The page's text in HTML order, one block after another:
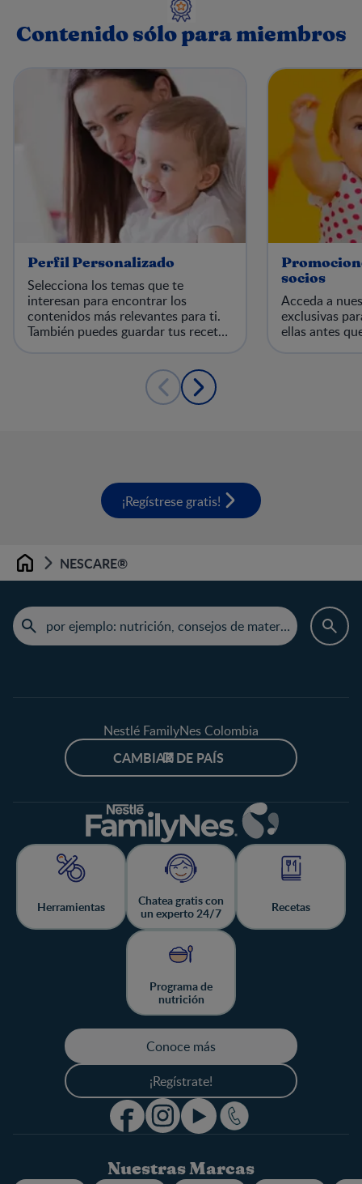
Contenido sólo para miembros
Perfil Personalizado
Selecciona los temas que te
interesan para encontrar los
contenidos más relevantes para ti.
También puedes guardar tus recetas
socios
Acceda a
exclusivas
ellas antes
¡Regístrese gratis!
Home NESCARE®
Nestlé FamilyNes Colombia
CAMBIAR DE PAÍS
Herramientas
Chatea gratis con
un experto 24/7
Recetas
Programa de
nutrición
Conoce más
¡Regístrate!
Nuestras Marcas